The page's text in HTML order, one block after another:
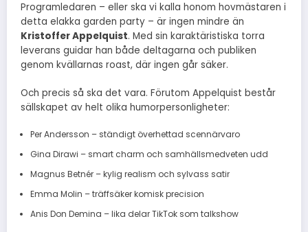
Programledaren – eller ska vi kalla honom hovmästaren i
detta elakka garden party – är ingen mindre än
Kristoffer Appelquist. Med sin karaktäristiska torra
leverans guidar han både deltagarna och publiken
genom kvällarnas roast, där ingen går säker.
Och precis så ska det vara. Förutom Appelquist består
sällskapet av helt olika humorpersonligheter:
Per Andersson – ständigt överhettad scennärvaro
Gina Dirawi – smart charm och samhällsmedveten udd
Magnus Betnér – kylig realism och sylvass satir
Emma Molin – träffsäker komisk precision
Anis Don Demina – lika delar TikTok som talkshow